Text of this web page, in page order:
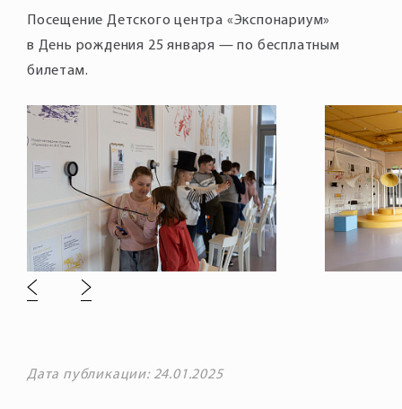
Посещение Детского центра «Экспонариум»
в День рождения 25 января — по бесплатным
билетам.
Дата публикации: 24.01.2025